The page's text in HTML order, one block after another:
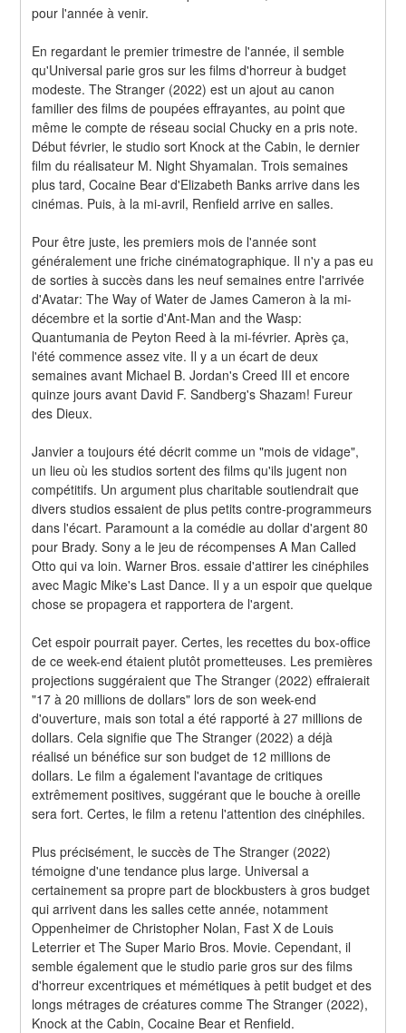
pour l'année à venir.
En regardant le premier trimestre de l'année, il semble
qu'Universal parie gros sur les films d'horreur à budget
modeste. The Stranger (2022) est un ajout au canon
familier des films de poupées effrayantes, au point que
même le compte de réseau social Chucky en a pris note.
Début février, le studio sort Knock at the Cabin, le dernier
film du réalisateur M. Night Shyamalan. Trois semaines
plus tard, Cocaine Bear d'Elizabeth Banks arrive dans les
cinémas. Puis, à la mi-avril, Renfield arrive en salles.
Pour être juste, les premiers mois de l'année sont
généralement une friche cinématographique. Il n'y a pas eu
de sorties à succès dans les neuf semaines entre l'arrivée
d'Avatar: The Way of Water de James Cameron à la mi-
décembre et la sortie d'Ant-Man and the Wasp:
Quantumania de Peyton Reed à la mi-février. Après ça,
l'été commence assez vite. Il y a un écart de deux
semaines avant Michael B. Jordan's Creed III et encore
quinze jours avant David F. Sandberg's Shazam! Fureur
des Dieux.
Janvier a toujours été décrit comme un "mois de vidage",
un lieu où les studios sortent des films qu'ils jugent non
compétitifs. Un argument plus charitable soutiendrait que
divers studios essaient de plus petits contre-programmeurs
dans l'écart. Paramount a la comédie au dollar d'argent 80
pour Brady. Sony a le jeu de récompenses A Man Called
Otto qui va loin. Warner Bros. essaie d'attirer les cinéphiles
avec Magic Mike's Last Dance. Il y a un espoir que quelque
chose se propagera et rapportera de l'argent.
Cet espoir pourrait payer. Certes, les recettes du box-office
de ce week-end étaient plutôt prometteuses. Les premières
projections suggéraient que The Stranger (2022) effraierait
"17 à 20 millions de dollars" lors de son week-end
d'ouverture, mais son total a été rapporté à 27 millions de
dollars. Cela signifie que The Stranger (2022) a déjà
réalisé un bénéfice sur son budget de 12 millions de
dollars. Le film a également l'avantage de critiques
extrêmement positives, suggérant que le bouche à oreille
sera fort. Certes, le film a retenu l'attention des cinéphiles.
Plus précisément, le succès de The Stranger (2022)
témoigne d'une tendance plus large. Universal a
certainement sa propre part de blockbusters à gros budget
qui arrivent dans les salles cette année, notamment
Oppenheimer de Christopher Nolan, Fast X de Louis
Leterrier et The Super Mario Bros. Movie. Cependant, il
semble également que le studio parie gros sur des films
d'horreur excentriques et mémétiques à petit budget et des
longs métrages de créatures comme The Stranger (2022),
Knock at the Cabin, Cocaine Bear et Renfield.